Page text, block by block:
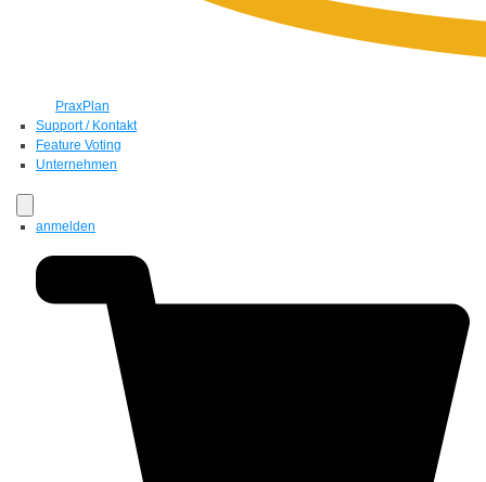
PraxPlan
Support / Kontakt
Feature Voting
Unternehmen
anmelden